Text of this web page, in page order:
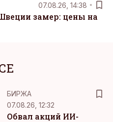
07.08.26, 14:38
замер: цены на
БИРЖА
07.08.26, 12:32
Обвал акций ИИ-